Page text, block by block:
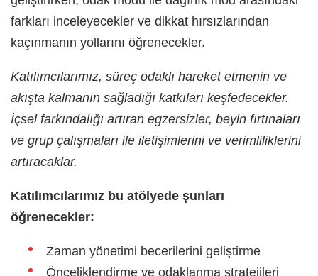
farkları inceleyecekler ve dikkat hırsızlarından
kaçınmanın yollarını öğrenecekler.
Katılımcılarımız, süreç odaklı hareket etmenin ve
akışta kalmanın sağladığı katkıları keşfedecekler.
İçsel farkındalığı artıran egzersizler, beyin fırtınaları
ve grup çalışmaları ile iletişimlerini ve verimliliklerini
artıracaklar.
Katılımcılarımız bu atölyede şunları
öğrenecekler:
Zaman yönetimi becerilerini geliştirme
Önceliklendirme ve odaklanma stratejileri